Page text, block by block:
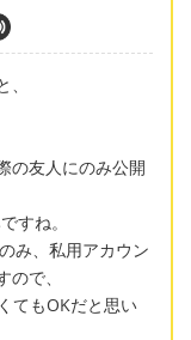
の友人にのみ公開
すね。
み、私用アカウン
で、
てもOKだと思い